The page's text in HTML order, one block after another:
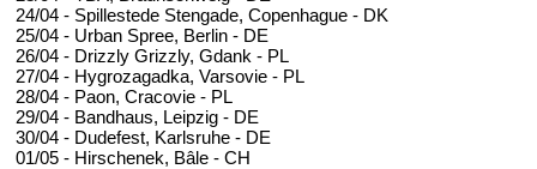
24/04 - Spillestede Stengade, Copenhague - DK
25/04 - Urban Spree, Berlin - DE
26/04 - Drizzly Grizzly, Gdank - PL
27/04 - Hygrozagadka, Varsovie - PL
28/04 - Paon, Cracovie - PL
29/04 - Bandhaus, Leipzig - DE
30/04 - Dudefest, Karlsruhe - DE
01/05 - Hirschenek, Bâle - CH